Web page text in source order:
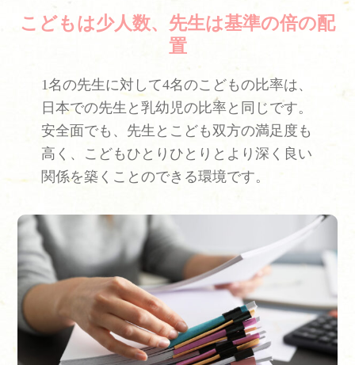
こどもは少人数、先生は基準の倍の配
置
1名の先生に対して4名のこどもの比率は、
日本での先生と乳幼児の比率と同じです。
安全面でも、先生とこども双方の満足度も
高く、こどもひとりひとりとより深く良い
関係を築くことのできる環境です。